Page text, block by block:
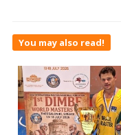
You may also read!